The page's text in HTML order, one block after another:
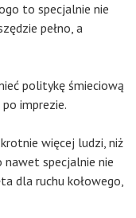
to specjalnie nie
pełno, a
politykę śmieciową
imprezie.
więcej ludzi, niż
specjalnie nie
dla ruchu kołowego,